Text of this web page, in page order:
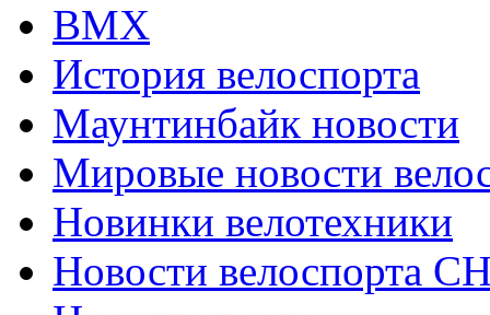
ВМХ
История велоспорта
Маунтинбайк новости
Мировые новости
Новинки велотехники
Новости велоспорта